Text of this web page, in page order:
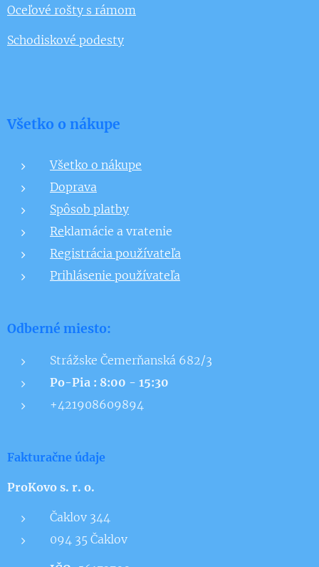
Oceľové rošty s rámom
Schodiskové podesty
Všetko o nákupe
Všetko o nákupe
Doprava
Spôsob platby
Reklamácie a vratenie
Registrácia používateľa
Prihlásenie používateľa
Odberné miesto:
Strážske Čemerňanská 682/3
Po-Pia : 8:00 - 15:30
+421908609894
Fakturačne údaje
ProKovo s. r. o.
Čaklov 344
094 35 Čaklov